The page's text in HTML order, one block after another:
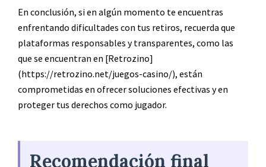
En conclusión, si en algún momento te encuentras
enfrentando dificultades con tus retiros, recuerda que
plataformas responsables y transparentes, como las
que se encuentran en [Retrozino]
(https://retrozino.net/juegos-casino/), están
comprometidas en ofrecer soluciones efectivas y en
proteger tus derechos como jugador.
Recomendación final